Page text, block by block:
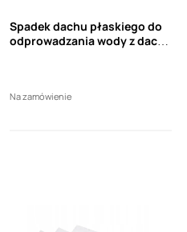
Spadek dachu płaskiego do
odprowadzania wody z dachu
Na zamówienie